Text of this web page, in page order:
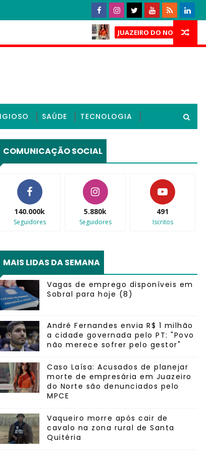
JUAZEIRO DO NORTE
Caso
SAÚDE TECNOLOGIA
COMUNICAÇÃO SOCIAL
140.000k
Seguidores
5.880k
Seguidores
491
Iscritos
MAIS LIDAS DA SEMANA
Vagas de emprego disponíveis em
Sobral para hoje (8)
André Fernandes envia R$ 1 milhão
a cidade governada pelo PT: "Povo
não merece sofrer pelo gestor"
Caso Laísa: Acusados de planejar
morte de empresária em Juazeiro
do Norte são denunciados pelo
MPCE
Vaqueiro morre após cair de
cavalo na zona rural de Santa
Quitéria